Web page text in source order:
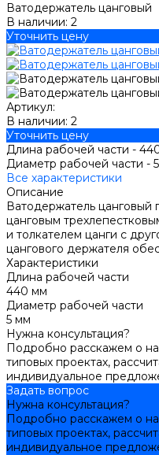
Ватодержатель цанговый
В наличии: 2
Уточнить цену
Артикул:
В наличии: 2
Уточнить цену
Длина рабочей части -
Диаметр рабочей части -
Все характеристики
Описание
Ватодержатель цанговый
цанговым
и толкателем цанги с
цангового держателя
Характеристики
Длина рабочей части
440 мм
Диаметр рабочей части
5 мм
Нужна консультация?
Подробно расскажем о
типовых проектах,
индивидуальное
Задать вопрос
Нужна консультация?
Подробно расскажем о
типовых проектах,
индивидуальное